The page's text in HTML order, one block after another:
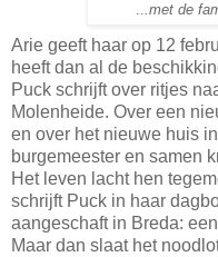
...met de
Arie geeft haar op 12
heeft dan al de
Puck schrijft over ritjes
Molenheide. Over een
en over het nieuwe huis
burgemeester en samen
Het leven lacht hen
schrijft Puck in haar
aangeschaft in Breda:
Maar dan slaat het